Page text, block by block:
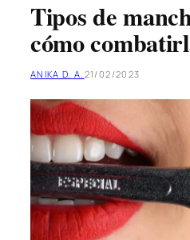
Tipos de
cómo
ANIKA D. A. 21/02/2023